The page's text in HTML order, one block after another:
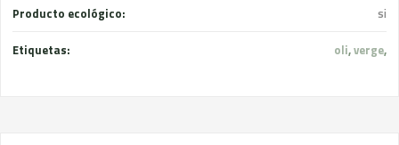
Producto ecológico: si
Etiquetas: oli,verge,